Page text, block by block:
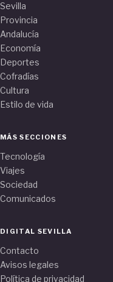
Sevilla
Provincia
Andalucía
Economía
Deportes
Cofradías
Cultura
Estilo de vida
MÁS SECCIONES
Tecnología
Viajes
Sociedad
Comunicados
DIGITAL SEVILLA
Contacto
Avisos legales
Política de privacidad